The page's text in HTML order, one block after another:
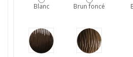
Blanc Brun foncé